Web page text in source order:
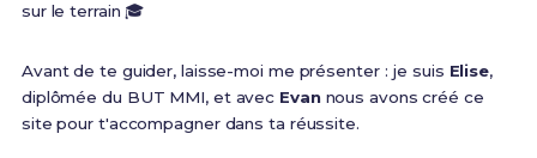
sur le terrain 🎓
Avant de te guider, laisse-moi me présenter : je suis Elise,
diplômée du BUT MMI, et avec Evannous avons créé ce
site pour t'accompagner dans ta réussite.